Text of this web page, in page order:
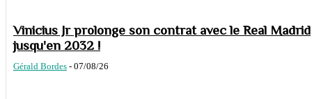
Vinicius Jr prolonge son contrat avec le Real Madrid
jusqu'en 2032 !
Gérald Bordes - 07/08/26